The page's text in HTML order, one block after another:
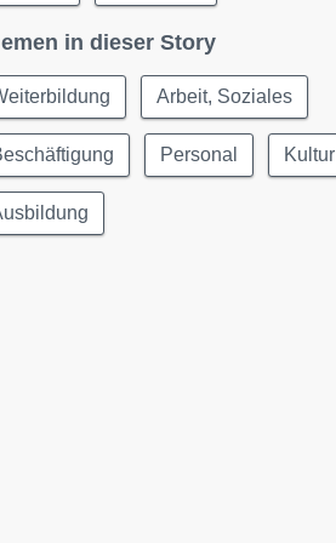
in dieser Story
Arbeit, Soziales
Personal Kultur